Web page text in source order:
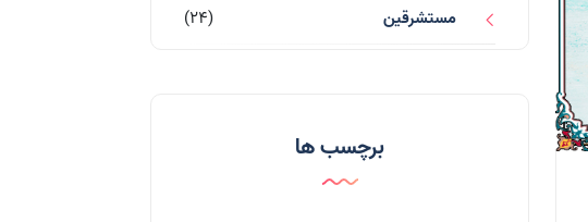
مستشرقین
(24)
احادیث مهدوی
برچسب ها